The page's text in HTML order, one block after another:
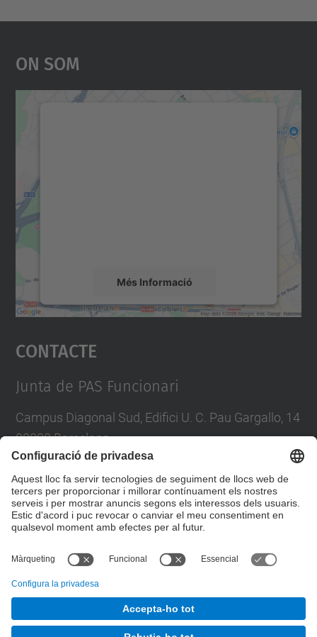
On Som
Més Informació
Accepta
powered by
Contacte
Junta de PAS Funcionari
Campus Diagonal Sud, Edifici U. C. Pau Gargallo, 14
08028 Barcelona
E-mail :junta.pasf@upc.edu
Formulari de contacte
Junta PAS Funcionari